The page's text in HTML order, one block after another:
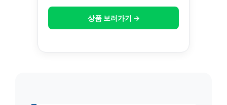
상품 보러가기 →